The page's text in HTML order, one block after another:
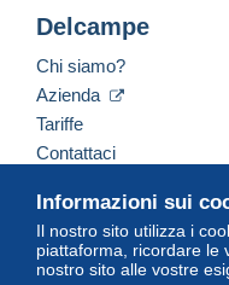
Informazioni sui
Il nostro sito utilizza i
piattaforma, ricordare le
nostro sito alle vostre
Delcampe
Chi siamo?
Azienda
Tariffe
Contattaci
Italiano USD